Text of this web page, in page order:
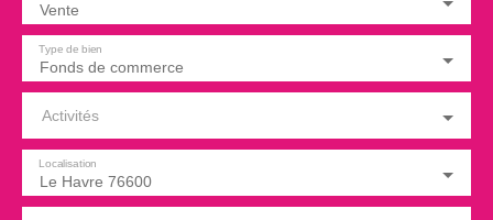
Vente
Fonds de commerce
Type de bien
Activités
Le Havre 76600
Localisation